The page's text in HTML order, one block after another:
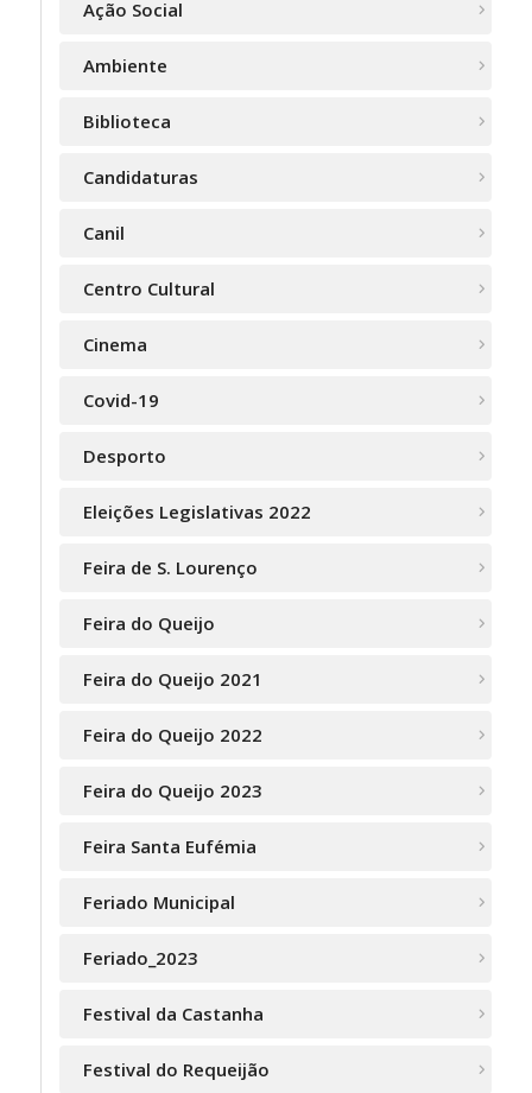
Ação Social
Ambiente
Biblioteca
Candidaturas
Canil
Centro Cultural
Cinema
Covid-19
Desporto
Eleições Legislativas 2022
Feira de S. Lourenço
Feira do Queijo
Feira do Queijo 2021
Feira do Queijo 2022
Feira do Queijo 2023
Feira Santa Eufémia
Feriado Municipal
Feriado_2023
Festival da Castanha
Festival do Requeijão